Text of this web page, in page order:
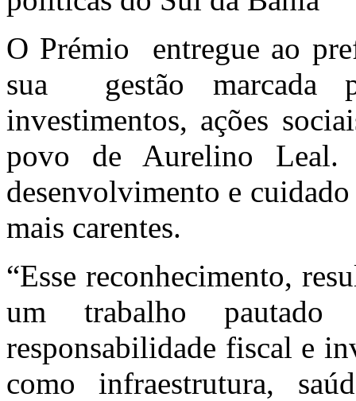
O Prémio entregue ao
sua gestão marcada
investimentos, ações
povo de Aurelino Leal.
desenvolvimento e cuidado
mais carentes.
“Esse reconhecimento,
um trabalho pautado
responsabilidade fiscal e
como infraestrutura,